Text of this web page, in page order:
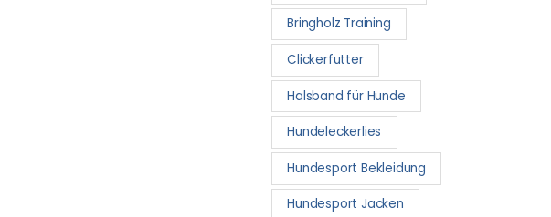
Bringholz Training
Clickerfutter
Halsband für Hunde
Hundeleckerlies
Hundesport Bekleidung
Hundesport Jacken